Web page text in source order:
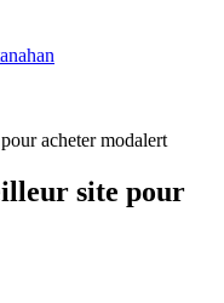
acheter modalert
site pour